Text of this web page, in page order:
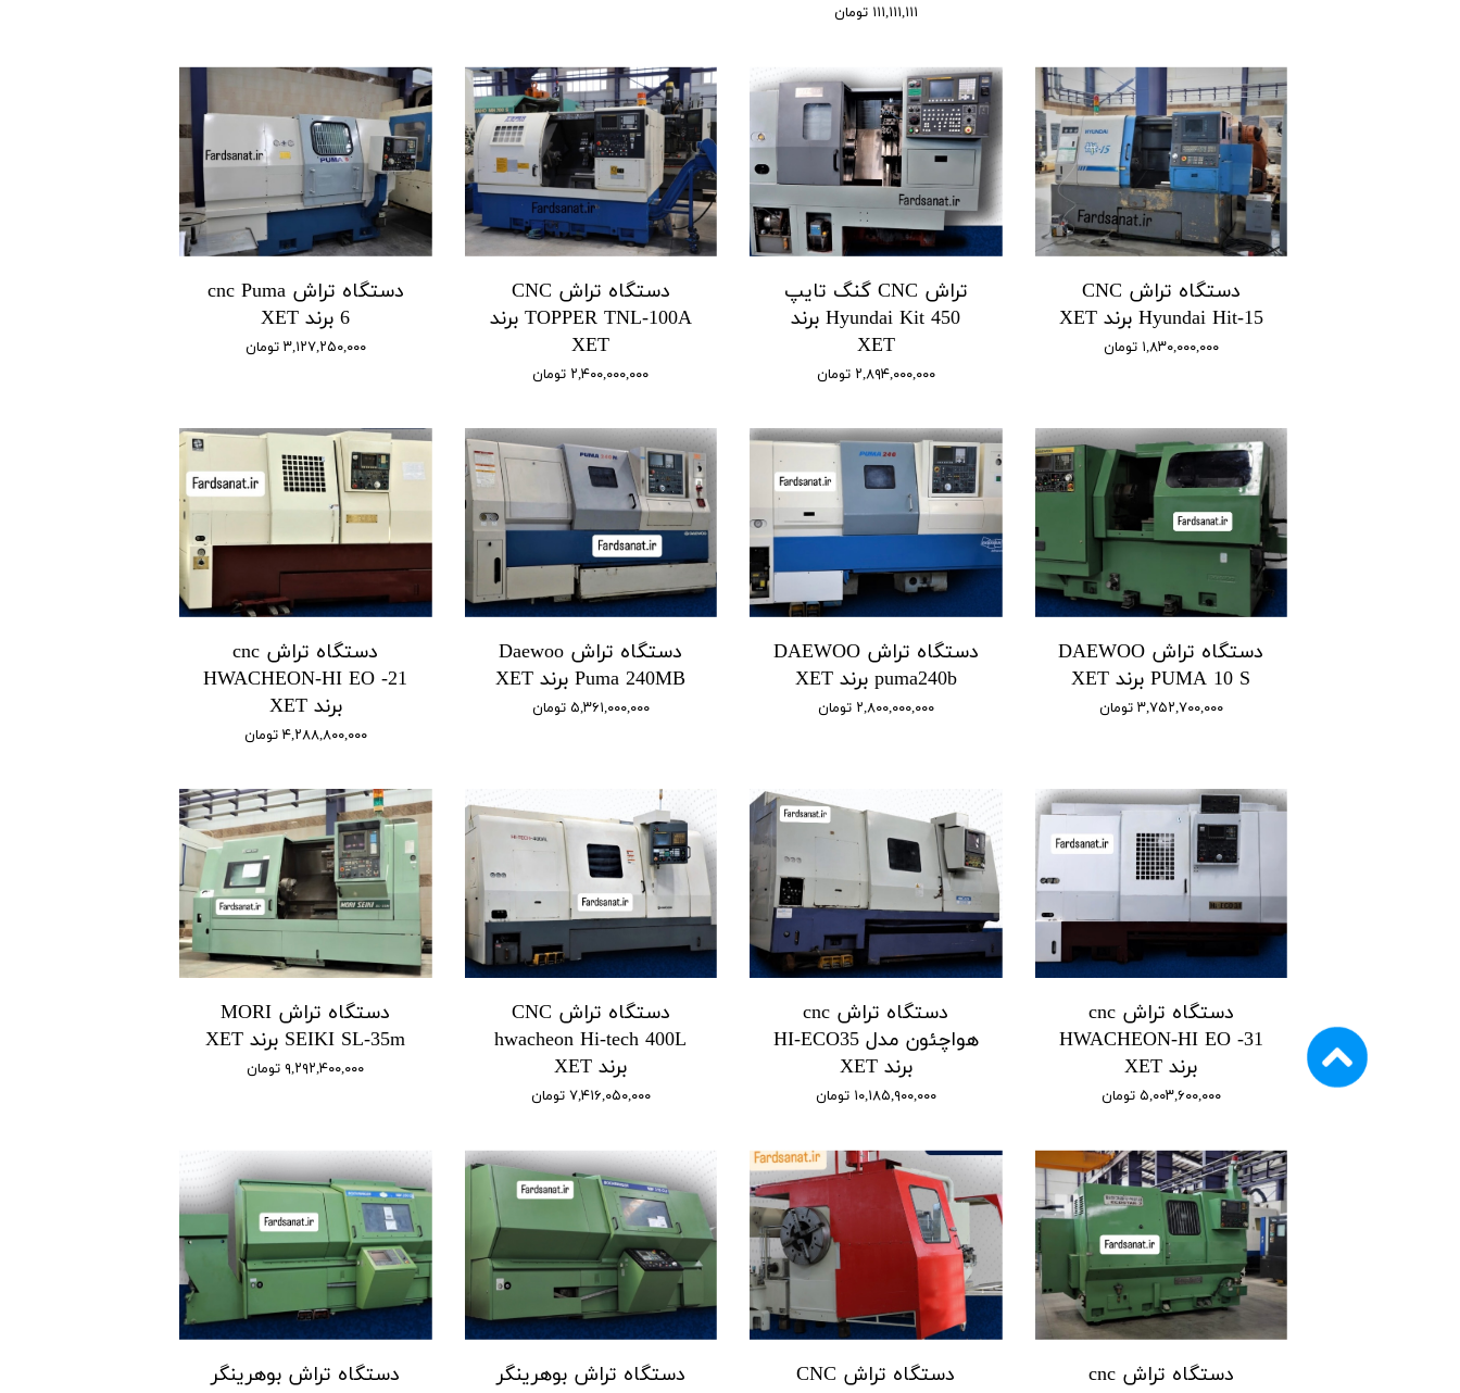
۱۱۱,۱۱۱,۱۱۱ تومان
دستگاه تراش CNC
Hyundai Hit-15 برند XET
۱,۸۳۰,۰۰۰,۰۰۰ تومان
تراش CNC گنگ تایپ
Hyundai Kit 450 برند
XET
۲,۸۹۴,۰۰۰,۰۰۰ تومان
دستگاه تراش CNC
TOPPER TNL-100A برند
XET
۲,۴۰۰,۰۰۰,۰۰۰ تومان
دستگاه تراش cnc Puma
6 برند XET
۳,۱۲۷,۲۵۰,۰۰۰ تومان
دستگاه تراش DAEWOO
PUMA 10 S برند XET
۳,۷۵۲,۷۰۰,۰۰۰ تومان
دستگاه تراش DAEWOO
puma240b برند XET
۲,۸۰۰,۰۰۰,۰۰۰ تومان
دستگاه تراش Daewoo
Puma 240MB برند XET
۵,۳۶۱,۰۰۰,۰۰۰ تومان
دستگاه تراش cnc
HWACHEON-HI EO -21
برند XET
۴,۲۸۸,۸۰۰,۰۰۰ تومان
دستگاه تراش cnc
HWACHEON-HI EO -31
برند XET
۵,۰۰۳,۶۰۰,۰۰۰ تومان
دستگاه تراش cnc
هواچئون مدل HI-ECO35
برند XET
۱۰,۱۸۵,۹۰۰,۰۰۰ تومان
دستگاه تراش CNC
hwacheon Hi-tech 400L
برند XET
۷,۴۱۶,۰۵۰,۰۰۰ تومان
دستگاه تراش MORI
SEIKI SL-35m برند XET
۹,۲۹۲,۴۰۰,۰۰۰ تومان
دستگاه تراش cnc
دستگاه تراش CNC
دستگاه تراش بوهرینگر
دستگاه تراش بوهرینگر